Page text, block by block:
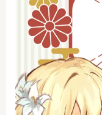
原神全キャラ描くぞ